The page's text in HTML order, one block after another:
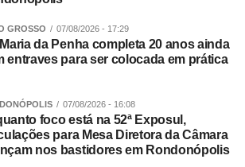
recebidos pelos agricultores. A
que o mecanismo não afetou a
produtores nem provocou distorções de
a tese de que haveria formação de
participantes.
e competitividade do setor
que a redução do desmatamento está
de longo prazo do setor
GROSSO 07/08/2026 - 17:29
da Penha completa 20 anos ainda
entraves para ser colocada em prática
07/08/2026 - 16:08
foco está na 52ª Exposul,
para Mesa Diretora da Câmara
nos bastidores em Rondonópolis